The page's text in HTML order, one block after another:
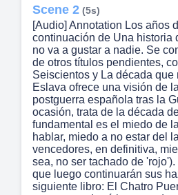
Scene 2 (5s)
[Audio] Annotation Los años
continuación de Una historia
no va a gustar a nadie. Se
de otros títulos pendientes,
Seiscientos y La década que
Eslava ofrece una visión de
postguerra española tras la
ocasión, trata de la década
fundamental es el miedo de
hablar, miedo a no estar del
vencedores, en definitiva,
sea, no ser tachado de
que luego continuarán sus
siguiente libro: El Chatro